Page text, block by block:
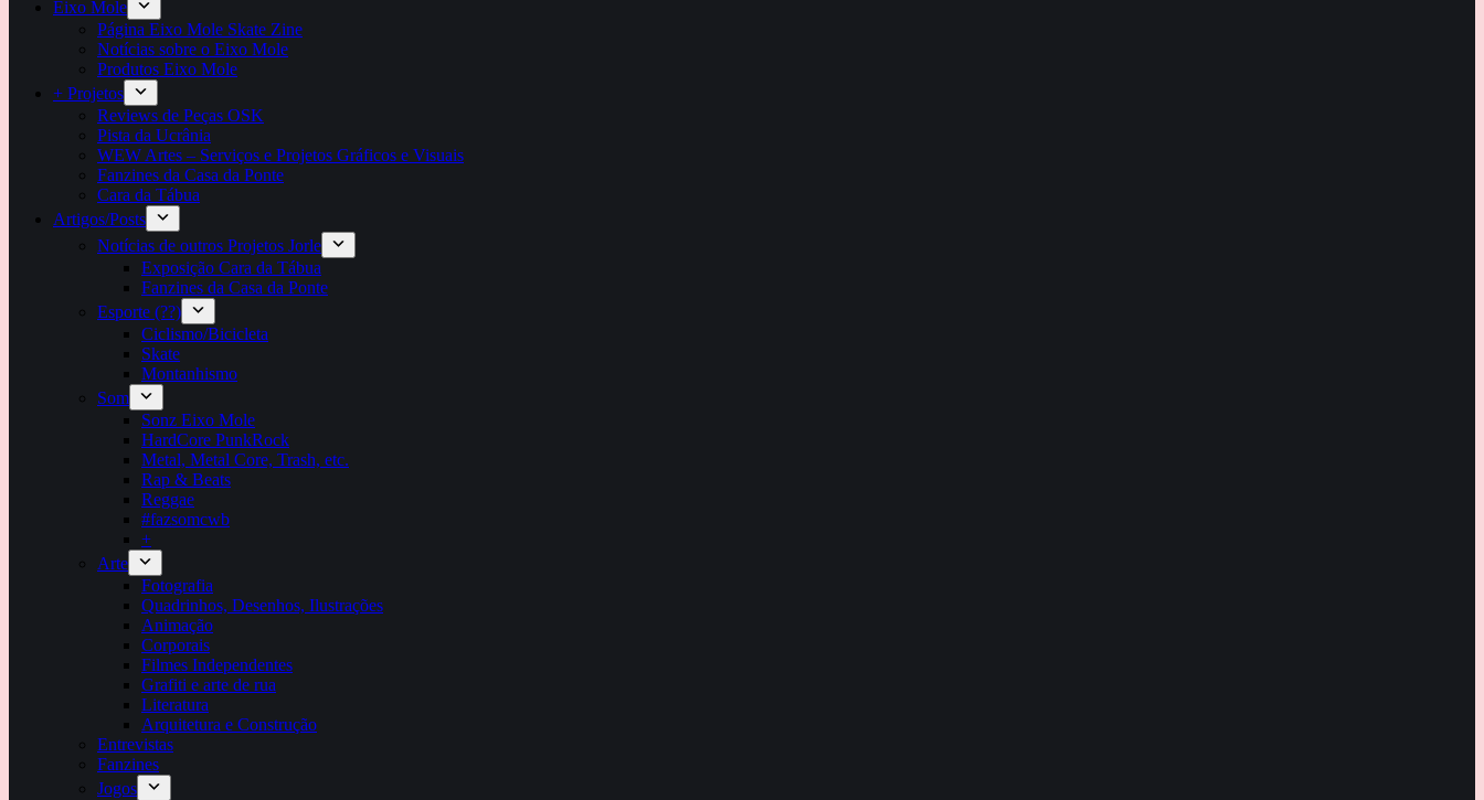
Eixo Mole
Página Eixo Mole Skate Zine
Notícias sobre o Eixo Mole
Produtos Eixo Mole
+ Projetos
Reviews de Peças OSK
Pista da Ucrânia
WEW Artes – Serviços e Projetos Gráficos e Visuais
Fanzines da Casa da Ponte
Cara da Tábua
Artigos/Posts
Notícias de outros Projetos Jorle
Exposição Cara da Tábua
Fanzines da Casa da Ponte
Esporte (??)
Ciclismo/Bicicleta
Skate
Montanhismo
Som
Sonz Eixo Mole
HardCore PunkRock
Metal, Metal Core, Trash, etc.
Rap & Beats
Reggae
#fazsomcwb
+
Arte
Fotografia
Quadrinhos, Desenhos, Ilustrações
Animação
Corporais
Filmes Independentes
Grafiti e arte de rua
Literatura
Arquitetura e Construção
Entrevistas
Fanzines
Jogos